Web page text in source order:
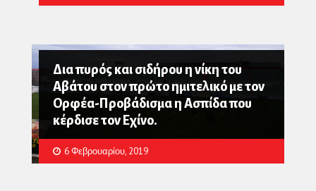
Δια πυρός και σιδήρου η νίκη του
Αβάτου στον πρώτο ημιτελικό με τον
Ορφέα-Προβάδισμα η Ασπίδα που
κέρδισε τον Εχίνο.
6 Φεβρουαρίου, 2019